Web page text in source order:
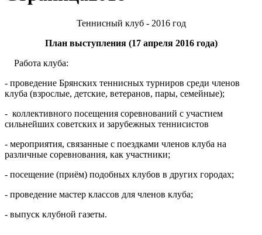
Теннисный клуб - 2016 год
План выступления (17 апреля 2016 года)
Работа клуба:
- проведение Брянских теннисных турниров среди членов
клуба (взрослые, детские, ветеранов, пары, семейные);
- коллективного посещения соревнований с участием
сильнейших советских и зарубежных теннисистов
- мероприятия, связанные с поездками членов клуба на
различные соревнования, как участники;
- посещение (приём) подобных клубов в других городах;
- проведение мастер классов для членов клуба;
- выпуск клубной газеты.